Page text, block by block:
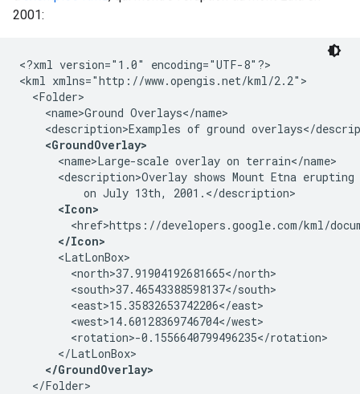
2001:
<?xml version="1.0" encoding="UTF-8"?>
<kml xmlns="http://www.opengis.net/kml/2.2">
  <Folder>
    <name>Ground Overlays</name>
<description>Examples of ground overlays</
<GroundOverlay>
      <name>Large-scale overlay on terrain</name>
      <description>Overlay shows Mount Etna erupting
          on July 13th, 2001.</description>
<Icon>
<href>https://developers.google.com/kml/
</Icon>
      <LatLonBox>
        <north>37.91904192681665</north>
        <south>37.46543388598137</south>
        <east>15.35832653742206</east>
        <west>14.60128369746704</west>
        <rotation>-0.1556640799496235</rotation>
      </LatLonBox>
</GroundOverlay>
  </Folder>